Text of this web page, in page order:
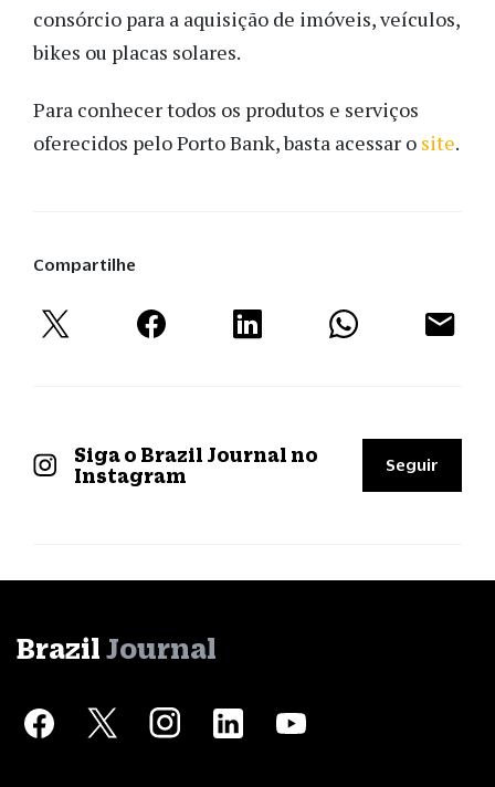
consórcio para a aquisição de imóveis, veículos,
bikes ou placas solares.
Para conhecer todos os produtos e serviços
oferecidos pelo Porto Bank, basta acessar o site.
Compartilhe
Siga o Brazil Journal no
Instagram
Seguir
Brazil Journal